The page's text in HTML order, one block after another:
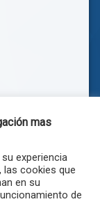
mas
experiencia
las cookies que
en su
de